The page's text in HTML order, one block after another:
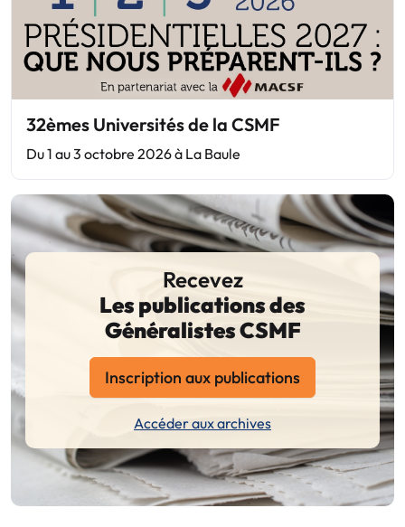
32èmes Universités de la CSMF
Du 1 au 3 octobre 2026 à La Baule
Recevez
Les publications des
Généralistes CSMF
Inscription aux publications
Accéder aux archives